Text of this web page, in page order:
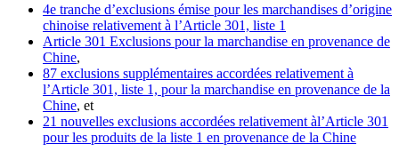
4e tranche d’exclusions émise pour les marchandises d’origine
chinoise relativement à l’Article 301, liste 1
Article 301 Exclusions pour la marchandise en provenance de
Chine,
87 exclusions supplémentaires accordées relativement à
l’Article 301, liste 1, pour la marchandise en provenance de la
Chine, et
21 nouvelles exclusions accordées relativement àl’Article 301
pour les produits de la liste 1 en provenance de la Chine